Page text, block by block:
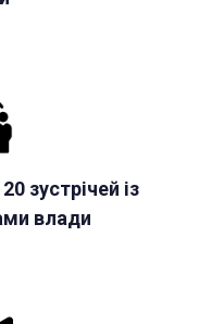
зустрічей із
влади